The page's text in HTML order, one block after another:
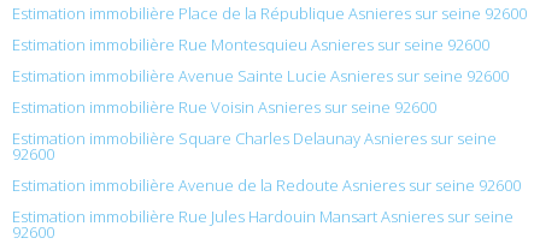
Estimation immobilière Place de la République Asnieres sur seine 92600
Estimation immobilière Rue Montesquieu Asnieres sur seine 92600
Estimation immobilière Avenue Sainte Lucie Asnieres sur seine 92600
Estimation immobilière Rue Voisin Asnieres sur seine 92600
Estimation immobilière Square Charles Delaunay Asnieres sur seine
92600
Estimation immobilière Avenue de la Redoute Asnieres sur seine 92600
Estimation immobilière Rue Jules Hardouin Mansart Asnieres sur seine
92600